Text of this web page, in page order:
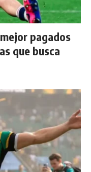
pagados
que busca